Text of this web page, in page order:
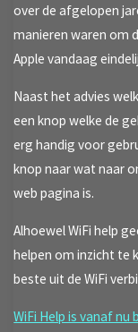
over de afgelopen
manieren waren om
Apple vandaag
Naast het advies
een knop welke de
erg handig voor
knop naar wat naar
web pagina is.
Alhoewel WiFi help
helpen om inzicht te
beste uit de WiFi
WiFi Help is vanaf nu